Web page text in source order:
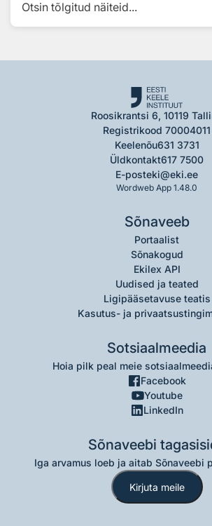
Otsin tõlgitud näiteid...
Roosikrantsi 6, 10119
Registrikood 70004011
Keelenõu631 3731
Üldkontakt617 7500
E-posteki@eki.ee
Wordweb App 1.48.0
Sõnaveeb
Portaalist
Sõnakogud
Ekilex API
Uudised ja teated
Ligipääsetavuse teatis
Kasutus- ja
Sotsiaalmeedia
Hoia pilk peal meie
Facebook
Youtube
LinkedIn
Sõnaveebi
Iga arvamus loeb ja aitab Sõnaveebi
Kirjuta meile